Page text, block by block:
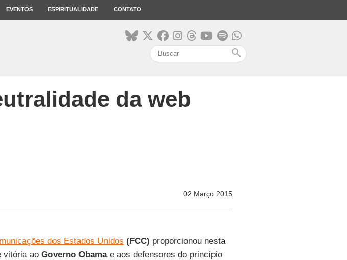
EVENTOS ESPIRITUALIDADE CONTATO
search
da web
02 Março 2015
dos Estados Unidos (FCC) proporcionou nesta
vitória aoGoverno Obamae aos defensores do princípio